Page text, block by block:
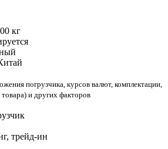
кг
погрузчика, курсов валют, комплектации,
и других факторов
трейд-ин